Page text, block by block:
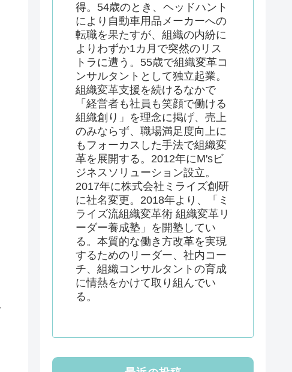
得。54歳のとき、ヘッドハント
により自動車用品メーカーへの
転職を果たすが、組織の内紛に
よりわずか1カ月で突然のリス
トラに遭う。55歳で組織変革コ
ンサルタントとして独立起業。
組織変革支援を続けるなかで
「経営者も社員も笑顔で働ける
組織創り」を理念に掲げ、売上
のみならず、職場満足度向上に
もフォーカスした手法で組織変
革を展開する。2012年にM'sビ
ジネスソリューション設立。
2017年に株式会社ミライズ創研
に社名変更。2018年より、「ミ
ライズ流組織変革術 組織変革リ
ーダー養成塾」を開塾してい
る。本質的な働き方改革を実現
するためのリーダー、社内コー
チ、組織コンサルタントの育成
に情熱をかけて取り組んでい
る。